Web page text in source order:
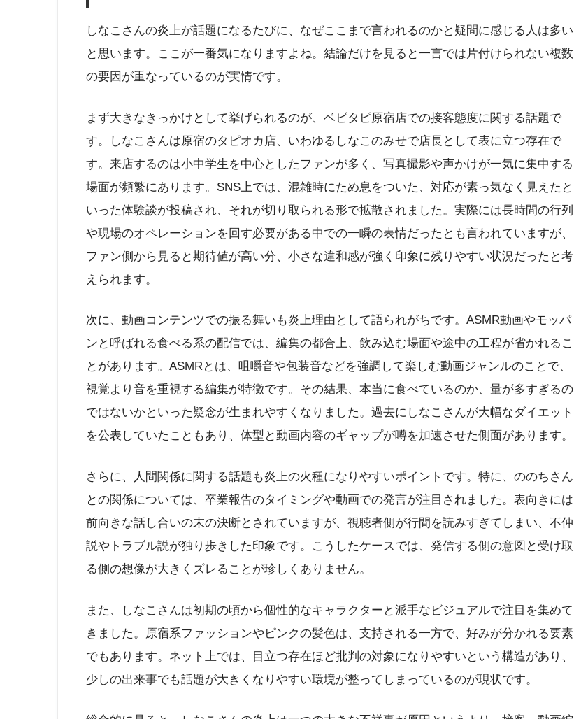
しなこさんの炎上が話題になるたびに、なぜここまで言われるのかと疑問に感じる人は多い
と思います。ここが一番気になりますよね。結論だけを見ると一言では片付けられない複数
の要因が重なっているのが実情です。
まず大きなきっかけとして挙げられるのが、ベビタピ原宿店での接客態度に関する話題で
す。しなこさんは原宿のタピオカ店、いわゆるしなこのみせで店長として表に立つ存在で
す。来店するのは小中学生を中心としたファンが多く、写真撮影や声かけが一気に集中する
場面が頻繁にあります。SNS上では、混雑時にため息をついた、対応が素っ気なく見えたと
いった体験談が投稿され、それが切り取られる形で拡散されました。実際には長時間の行列
や現場のオペレーションを回す必要がある中での一瞬の表情だったとも言われていますが、
ファン側から見ると期待値が高い分、小さな違和感が強く印象に残りやすい状況だったと考
えられます。
次に、動画コンテンツでの振る舞いも炎上理由として語られがちです。ASMR動画やモッパ
ンと呼ばれる食べる系の配信では、編集の都合上、飲み込む場面や途中の工程が省かれるこ
とがあります。ASMRとは、咀嚼音や包装音などを強調して楽しむ動画ジャンルのことで、
視覚より音を重視する編集が特徴です。その結果、本当に食べているのか、量が多すぎるの
ではないかといった疑念が生まれやすくなりました。過去にしなこさんが大幅なダイエット
を公表していたこともあり、体型と動画内容のギャップが噂を加速させた側面があります。
さらに、人間関係に関する話題も炎上の火種になりやすいポイントです。特に、ののちさん
との関係については、卒業報告のタイミングや動画での発言が注目されました。表向きには
前向きな話し合いの末の決断とされていますが、視聴者側が行間を読みすぎてしまい、不仲
説やトラブル説が独り歩きした印象です。こうしたケースでは、発信する側の意図と受け取
る側の想像が大きくズレることが珍しくありません。
また、しなこさんは初期の頃から個性的なキャラクターと派手なビジュアルで注目を集めて
きました。原宿系ファッションやピンクの髪色は、支持される一方で、好みが分かれる要素
でもあります。ネット上では、目立つ存在ほど批判の対象になりやすいという構造があり、
少しの出来事でも話題が大きくなりやすい環境が整ってしまっているのが現状です。